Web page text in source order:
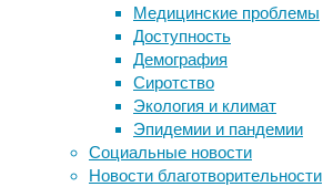
Медицинские проблемы
Доступность
Демография
Сиротство
Экология и климат
Эпидемии и пандемии
Социальные новости
Новости благотворительности
которой
продумано
мелочей.
Например,
брови